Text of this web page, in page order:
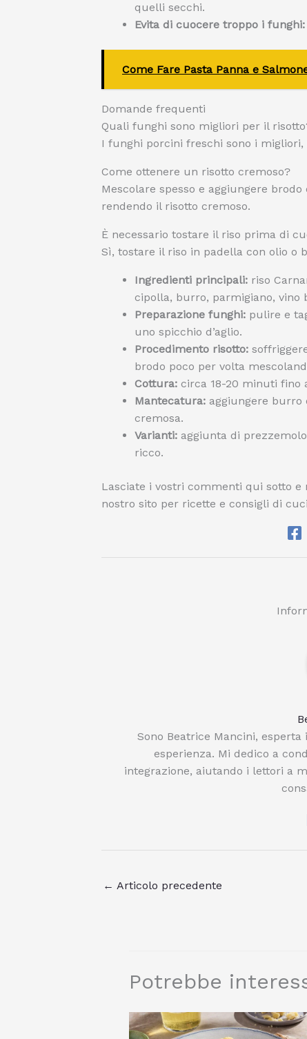
quelli secchi.
Evita di cuocere troppo i funghi:
Come Fare Pasta Panna e
Domande frequenti
Quali funghi sono migliori per il
I funghi porcini freschi sono i
Come ottenere un risotto cremoso?
Mescolare spesso e aggiungere
rendendo il risotto cremoso.
È necessario tostare il riso prima di
Sì, tostare il riso in padella con olio o
Ingredienti principali: riso
cipolla, burro, parmigiano, vino
Preparazione funghi: pulire e
uno spicchio d’aglio.
Procedimento risotto:
brodo poco per volta
Cottura: circa 18-20 minuti fino
Mantecatura: aggiungere burro
cremosa.
Varianti: aggiunta di
ricco.
Lasciate i vostri commenti qui sotto
nostro sito per ricette e consigli di
Sono Beatrice Mancini,
esperienza. Mi dedico a
integrazione, aiutando i lettori a
← Articolo precedente
Potrebbe